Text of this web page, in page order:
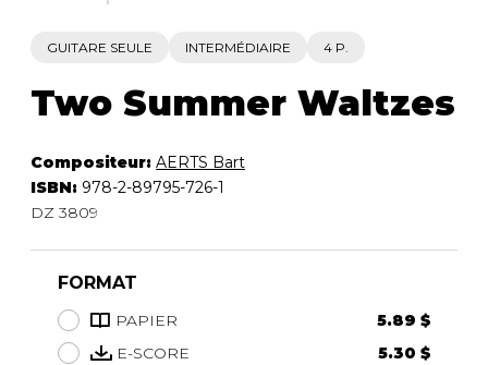
GUITARE SEULE INTERMÉDIAIRE 4 P.
Two Summer Waltzes
Compositeur: AERTS Bart
ISBN: 978-2-89795-726-1
DZ 3809
FORMAT
PAPIER
5.89 $
E-SCORE
5.30 $